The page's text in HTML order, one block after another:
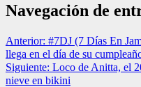
Navegación de
Anterior: #7DJ (7 Días En
llega en el día de su
Siguiente: Loco de Anitta, el
nieve en bikini